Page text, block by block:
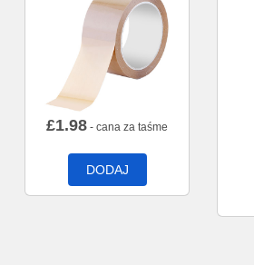
£1.98 - cana za taśme
DODAJ